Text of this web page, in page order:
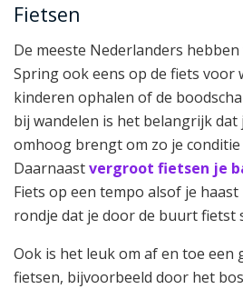
Fietsen
De meeste Nederlanders
Spring ook eens op de fiets voor
kinderen ophalen of de
bij wandelen is het belangrijk
omhoog brengt om zo je
Daarnaastvergroot fietsen je
Fiets op een tempo alsof je
rondje dat je door de buurt fietst
Ook is het leuk om af en toe een
fietsen, bijvoorbeeld door het